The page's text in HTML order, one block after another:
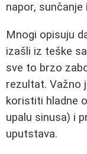
napor,
Mnogi opisuju
izašli iz teške
sve to brzo
rezultat. Važno
koristiti hladne
upalu sinusa) i
uputstava.